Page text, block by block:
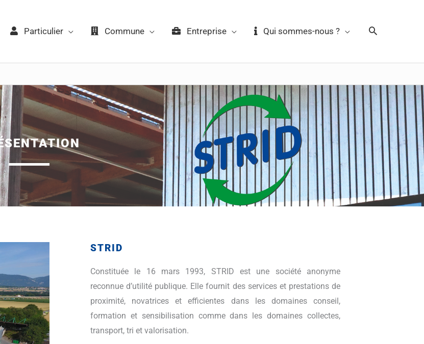
Particulier Commune Entreprise Qui sommes-nous ?
STRID
Constituée le 16 mars 1993, STRID est une société anonyme
reconnue d’utilité publique. Elle fournit des services et prestations de
proximité, novatrices et efficientes dans les domaines conseil,
formation et sensibilisation comme dans les domaines collectes,
transport, tri et valorisation.